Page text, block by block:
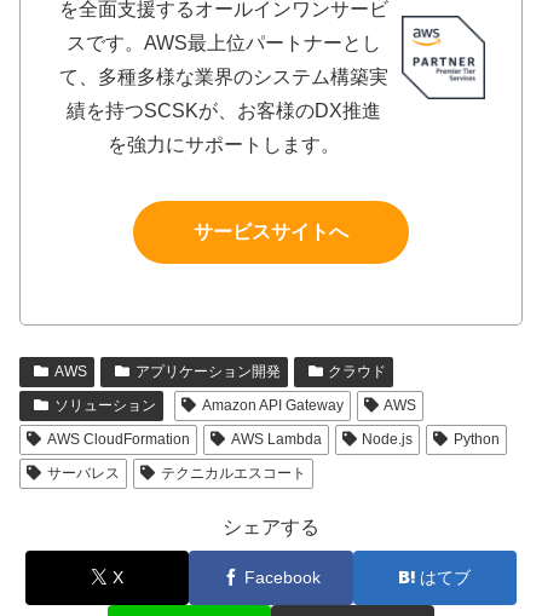
を全面支援するオールインワンサービ
スです。AWS最上位パートナーとし
て、多種多様な業界のシステム構築実
績を持つSCSKが、お客様のDX推進
を強力にサポートします。
サービスサイトへ
AWS アプリケーション開発
クラウド
ソリューション
Amazon API Gateway
AWS
AWS CloudFormation
AWS Lambda Node.js
Python
サーバレス
テクニカルエスコート
シェアする
X Facebook はてブ